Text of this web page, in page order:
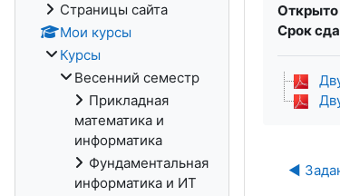
Открыто
Срок
◀︎
Страницы сайта
Мои курсы
Курсы
Весенний семестр
Прикладная
математика и
информатика
Фундаментальная
информатика и ИТ